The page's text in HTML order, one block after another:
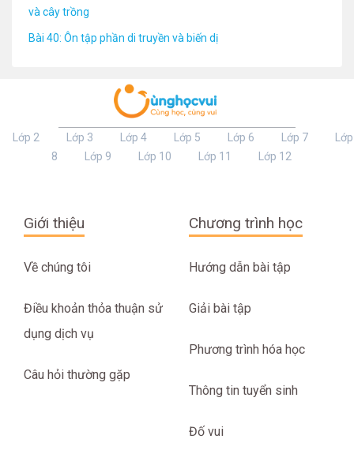
và cây trồng
Bài 40: Ôn tập phần di truyền và biến dị
Lớp 2 Lớp 3 Lớp 4 Lớp 5 Lớp 6 Lớp 7
Lớp
8
Lớp 9 Lớp 10 Lớp 11 Lớp 12
Giới thiệu
Về chúng tôi
Điều khoản thỏa thuận sử
dụng dịch vụ
Câu hỏi thường gặp
Chương trình học
Hướng dẫn bài tập
Giải bài tập
Phương trình hóa học
Thông tin tuyển sinh
Đố vui